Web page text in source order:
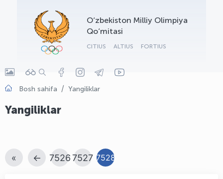
O‘zbekiston Milliy Olimpiya
Qo‘mitasi
CITIUS ALTIUS FORTIUS
Bosh sahifa Yangiliklar
Yangiliklar
« ← 75267527 7528
OLYMPCHIK AI - yordamchi
Onlayn · olympic.uz